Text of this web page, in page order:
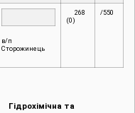
в/п
Сторожинець
268
(0)
/550
Гідрохімічна та